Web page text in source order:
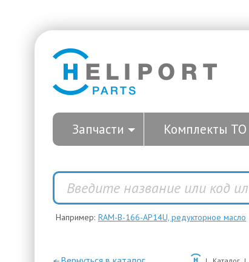
Запчасти Комплекты ТО
Например: RAM-B-166-AP14U, редукторное масло